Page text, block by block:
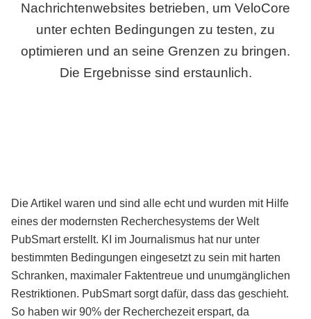
Nachrichtenwebsites betrieben, um VeloCore
unter echten Bedingungen zu testen, zu
optimieren und an seine Grenzen zu bringen.
Die Ergebnisse sind erstaunlich.
Die Artikel waren und sind alle echt und wurden mit Hilfe
eines der modernsten Recherchesystems der Welt
PubSmart erstellt. KI im Journalismus hat nur unter
bestimmten Bedingungen eingesetzt zu sein mit harten
Schranken, maximaler Faktentreue und unumgänglichen
Restriktionen. PubSmart sorgt dafür, dass das geschieht.
So haben wir 90% der Recherchezeit erspart, da